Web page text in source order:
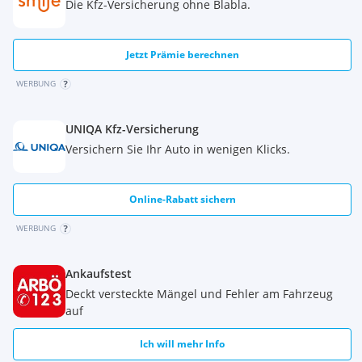
Reifenreparatursystem
Torque Vectoring by Braking
Uni-Lackierung
Warnhinweis bei Nichtanlegen des Sicherheitsgurts
LED-Heckleuchten
Elektronische Bremskraftverteilung
Automatische Leuchtweitenregulierung
Heckspoiler
12,3" TFT-Instrumentendisplay
Kollisionswarnsystem hinten
Kollisionswarnystem bei Rückwärtsfahrten
Toter-Winkel-Spurassistent
Bremssättel, unlackiert
Außenspiegelkappen in Schwarz
Die Kfz-Versicherung ohne Blabla.
Jetzt Prämie berechnen
WERBUNG
UNIQA Kfz-Versicherung
Versichern Sie Ihr Auto in wenigen Klicks.
Online-Rabatt sichern
WERBUNG
Ankaufstest
Deckt versteckte Mängel und Fehler am Fahrzeug
auf
Ich will mehr Info